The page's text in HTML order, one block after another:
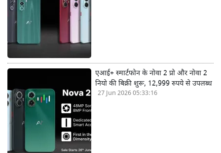
एआई+ स्मार्टफोन के नोवा 2 प्रो और नोवा 2
नियो की बिक्री शुरू, 12,999 रुपये से उपलब्ध
27 Jun 2026 05:33:16